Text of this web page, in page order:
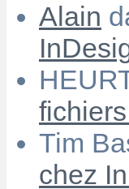
Alain
Tim
chez